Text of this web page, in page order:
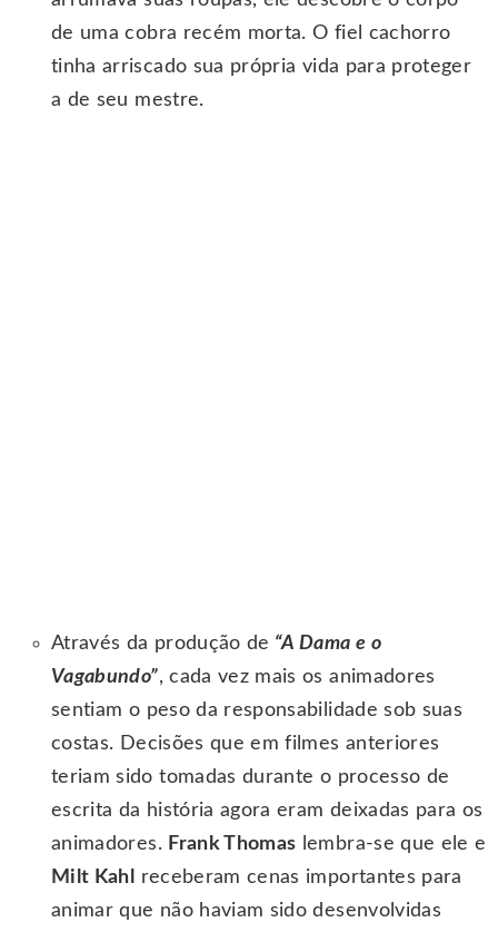
de uma cobra recém morta. O fiel cachorro
tinha arriscado sua própria vida para proteger
a de seu mestre.
Através da produção de “A Dama e o
Vagabundo”, cada vez mais os animadores
sentiam o peso da responsabilidade sob suas
costas. Decisões que em filmes anteriores
teriam sido tomadas durante o processo de
escrita da história agora eram deixadas para os
animadores. Frank Thomas lembra-se que ele e
Milt Kahl
receberam cenas importantes para
animar que não haviam sido desenvolvidas